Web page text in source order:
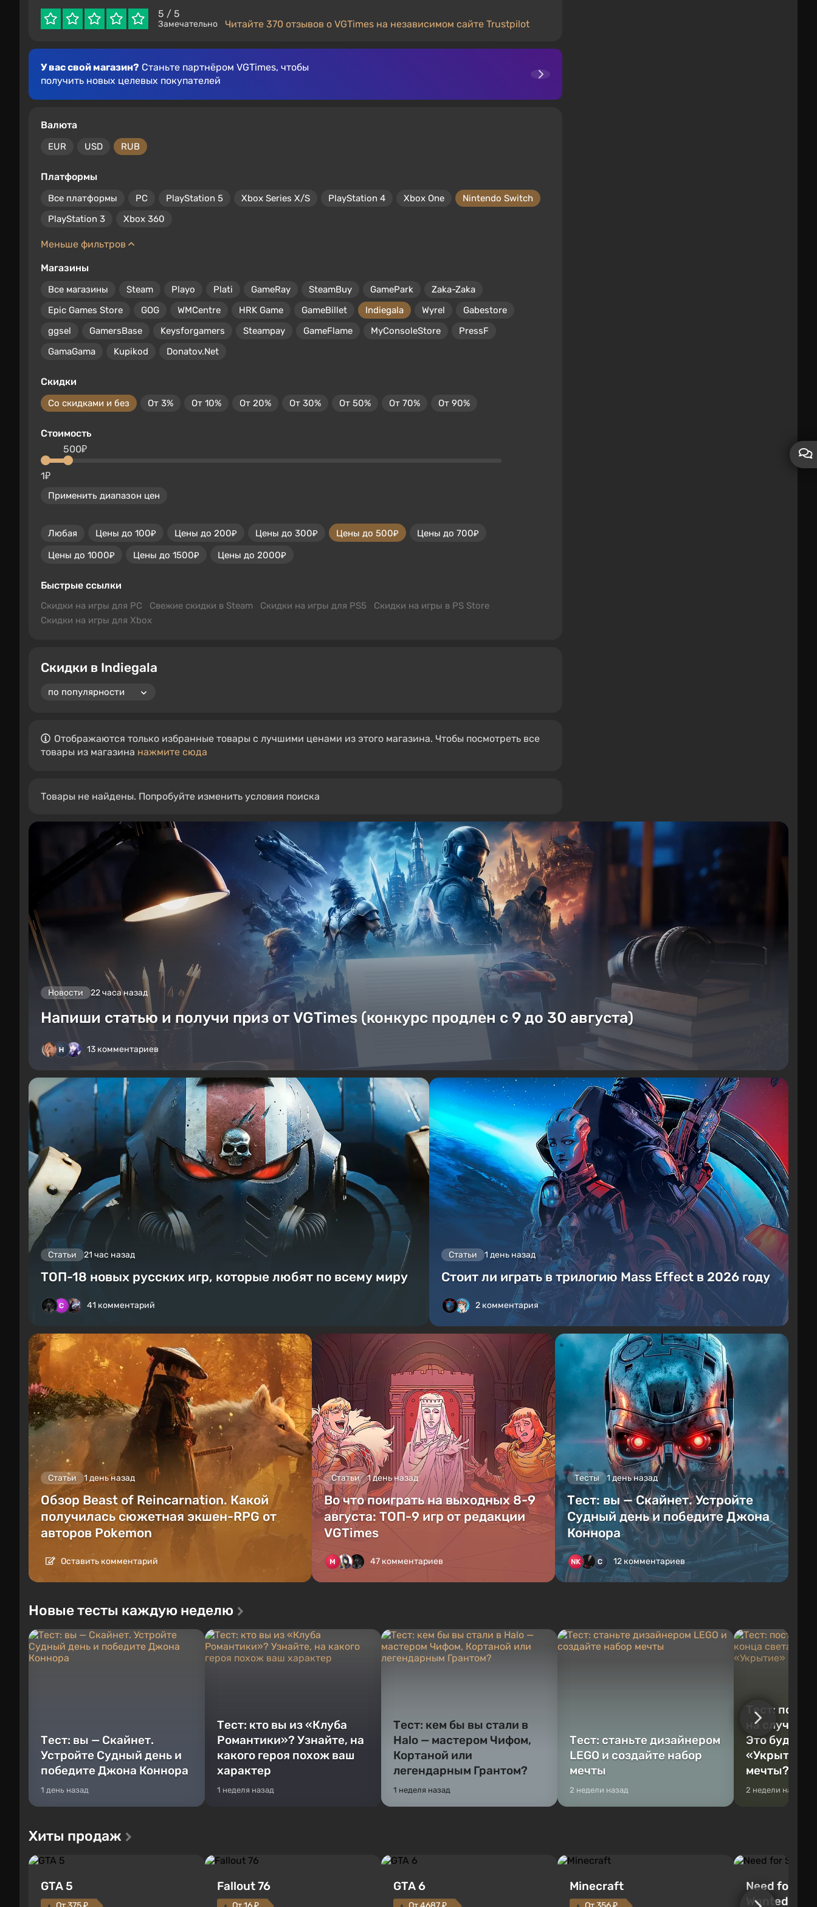
5 / 5
Замечательно Читайте 370 отзывов о VGTimes на независимом сайте Trustpilot
У вас свой магазин? Станьте партнёром VGTimes, чтобы
получить новых целевых покупателей
Валюта
EUR USD RUB
Платформы
Все платформы PC PlayStation 5 Xbox Series X/S PlayStation 4 Xbox One
Nintendo Switch
PlayStation 3
Xbox 360
Меньше фильтров
Магазины
Все магазины Steam Playo Plati GameRay SteamBuy GamePark
Zaka-Zaka
Epic Games Store
GOG WMCentre HRK Game GameBillet Indiegala Wyrel
Gabestore
ggsel
GamersBase Keysforgamers Steampay GameFlame MyConsoleStore
PressF
GamaGama
Kupikod Donatov.Net
Скидки
Со скидками и без От 3% От 10% От 20% От 30% От 50% От 70% От 90%
Стоимость
1₽
500₽
Применить диапазон цен
Любая Цены до 100₽ Цены до 200₽ Цены до 300₽ Цены до 500₽
Цены до 700₽
Цены до 1000₽
Цены до 1500₽ Цены до 2000₽
Быстрые ссылки
Скидки на игры для PC Свежие скидки в Steam Скидки на игры для PS5
Скидки на игры в PS Store
Скидки на игры для Xbox
Скидки в Indiegala
Отображаются только избранные товары с лучшими ценами из этого магазина. Чтобы посмотреть все
товары из магазина нажмите сюда
Товары не найдены. Попробуйте изменить условия поиска
Новости 22 часа назад
Напиши статью и получи приз от VGTimes (конкурс продлен с 9 до 30 августа)
13 комментариев
Статьи 21 час назад
ТОП-18 новых русских игр, которые любят по всему миру
41 комментарий
Статьи 1 день назад
Стоит ли играть в трилогию Mass Effect в 2026 году
2 комментария
Статьи 1 день назад
Обзор Beast of Reincarnation. Какой
получилась сюжетная экшен-RPG от
авторов Pokemon
Оставить комментарий
Статьи 1 день назад
Во что поиграть на выходных 8-9
августа: ТОП-9 игр от редакции
VGTimes
47 комментариев
Тесты 1 день назад
Тест: вы — Скайнет. Устройте
Судный день и победите Джона
Коннора
12 комментариев
Новые тесты каждую неделю
Тест: вы — Скайнет.
Устройте Судный день и
победите Джона Коннора
1 день назад
Тест: кто вы из «Клуба
Романтики»? Узнайте, на
какого героя похож ваш
характер
1 неделя назад
Тест: кем бы вы стали в
Halo — мастером Чифом,
Кортаной или
легендарным Грантом?
1 неделя назад
Тест: станьте дизайнером
LEGO и создайте набор
мечты
2 недели назад
Тест:
на случай
Это будет
«Укрытие»
мечты?
2 недели назад
Хиты продаж
GTA 5 Fallout 76 GTA 6 Minecraft
Need for
Wanted